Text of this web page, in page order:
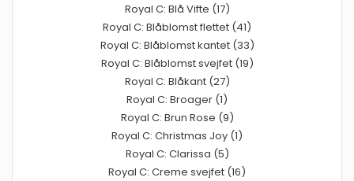
Royal C: Blå Vifte (17)
Royal C: Blåblomst flettet (41)
Royal C: Blåblomst kantet (33)
Royal C: Blåblomst svejfet (19)
Royal C: Blåkant (27)
Royal C: Broager (1)
Royal C: Brun Rose (9)
Royal C: Christmas Joy (1)
Royal C: Clarissa (5)
Royal C: Creme svejfet (16)